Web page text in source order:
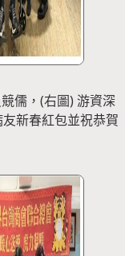
儒，(右圖) 游資深
新春紅包並祝恭賀